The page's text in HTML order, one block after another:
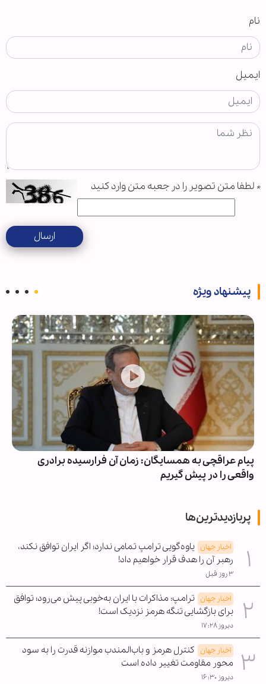
نام
ایمیل
* لطفا متن تصویر را در جعبه متن وارد کنید
ارسال
پیشنهاد ویژه
پیام عراقچی به همسایگان: زمان آن فرارسیده برادری
واقعی را در پیش گیریم
پربازدیدترین‌ها
اخبار جهان یاوه‌گویی ترامپ تمامی ندارد؛ اگر ایران توافق نکند،
رهبر آن را هدف قرار خواهیم داد!
۳ روز قبل
اخبار جهان ترامپ: مذاکرات با ایران به‌خوبی پیش می‌رود؛ توافق
برای بازگشایی تنگه هرمز نزدیک است!
دیروز ۱۷:۲۸
اخبار جهان کنترل هرمز و باب‌المندب موازنه قدرت را به سود
محور مقاومت تغییر داده است
دیروز ۱۶:۳۰